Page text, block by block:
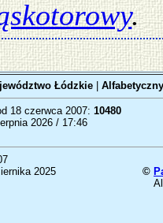
.
Łódzkie
18 czerwca 2007: 10480
2026 / 17:46
2025
©